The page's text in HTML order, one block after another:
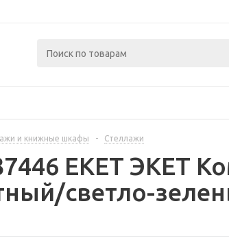
и книжные шкафы - Стеллажи
EKET ЭКЕТ
светло-